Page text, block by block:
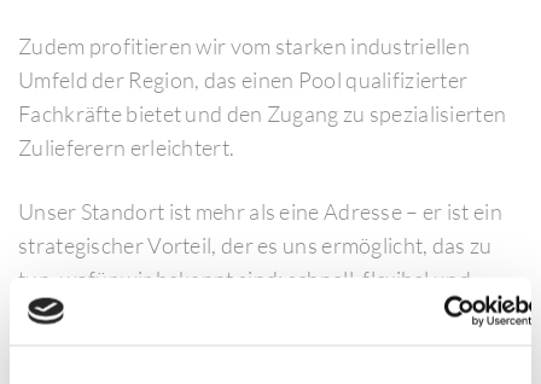
Zudem profitieren wir vom starken industriellen
Umfeld der Region, das einen Pool qualifizierter
Fachkräfte bietet und den Zugang zu spezialisierten
Zulieferern erleichtert.
Unser Standort ist mehr als eine Adresse – er ist ein
strategischer Vorteil, der es uns ermöglicht, das zu
tun, wofür wir bekannt sind: schnell, flexibel und
zuverlässig zu agieren, wenn unsere Kunden uns
brauchen.